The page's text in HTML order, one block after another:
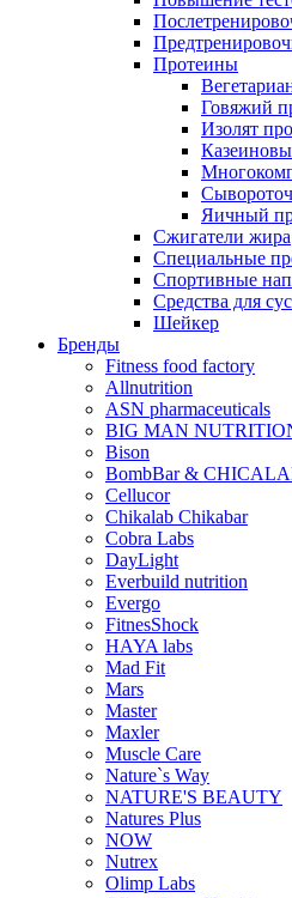
Протеины
Говяжий
Изолят
Яичный
Сжигатели жира
Специальные
Спортивные
Средства для
Шейкер
Бренды
Fitness food factory
Allnutrition
ASN pharmaceuticals
BIG MAN
Bison
BombBar &
Cellucor
Chikalab Chikabar
Cobra Labs
DayLight
Everbuild nutrition
Evergo
FitnesShock
HAYA labs
Mad Fit
Mars
Master
Maxler
Muscle Care
Nature`s Way
NATURE'S BEAUTY
Natures Plus
NOW
Nutrex
Olimp Labs